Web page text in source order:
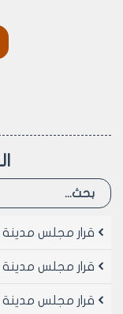
قرار مجلس مدينة حلب رقم
قرار مجلس مدينة حلب رقم
قرار مجلس مدينة حلب رقم